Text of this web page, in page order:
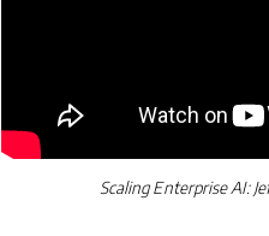
Scaling Enterprise AI: